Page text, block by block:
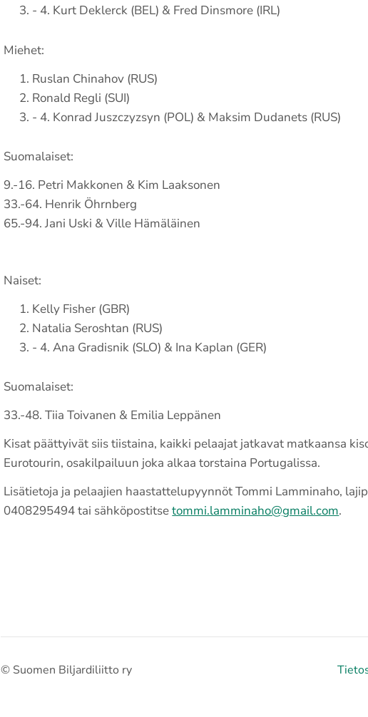
- 4. Kurt Deklerck (BEL) & Fred Dinsmore (IRL)
Miehet:
Ruslan Chinahov (RUS)
Ronald Regli (SUI)
- 4. Konrad Juszczyzsyn (POL) & Maksim Dudanets (RUS)
Suomalaiset:
9.-16. Petri Makkonen & Kim Laaksonen
33.-64. Henrik Öhrnberg
65.-94. Jani Uski & Ville Hämäläinen
Naiset:
Kelly Fisher (GBR)
Natalia Seroshtan (RUS)
- 4. Ana Gradisnik (SLO) & Ina Kaplan (GER)
Suomalaiset:
33.-48. Tiia Toivanen & Emilia Leppänen
Kisat päättyivät siis tiistaina, kaikki pelaajat jatkavat matkaansa
Eurotourin, osakilpailuun joka alkaa torstaina Portugalissa.
Lisätietoja ja pelaajien haastattelupyynnöt Tommi Lamminaho,
0408295494 tai sähköpostitsetommi.lamminaho@gmail.com.
© Suomen Biljardiliitto ry